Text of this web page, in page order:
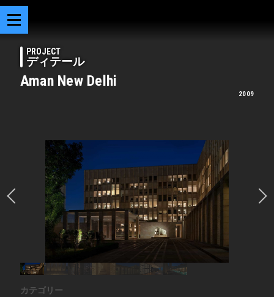
PROJECT
ディテール
Aman New Delhi
2009
カテゴリー